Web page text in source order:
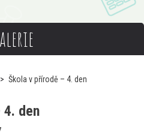
Škola v přírodě – 4. den
den